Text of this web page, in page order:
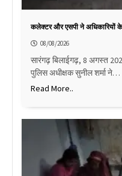
कलेक्टर और एसपी ने अधिकारियों के
08/08/2026
सारंगढ़ बिलाईगढ़, 8 अगस्त
पुलिस अधीक्षक सुनील शर्मा ने…
Read More..